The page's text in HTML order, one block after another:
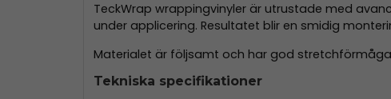
TeckWrap wrappingvinyler är utrustade med
under applicering. Resultatet blir en smidig
Materialet är följsamt och har god
Tekniska specifikationer